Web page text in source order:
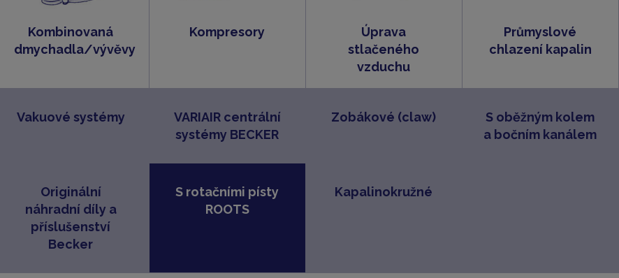
Kombinovaná
dmychadla/vývěvy
Kompresory
Úprava
stlačeného
vzduchu
Průmyslové
chlazení kapalin
Vakuové systémy
VARIAIR centrální
systémy BECKER
Zobákové (claw)
S oběžným kolem
a bočním kanálem
Originální
náhradní díly a
příslušenství
Becker
S rotačními písty
ROOTS
Kapalinokružné